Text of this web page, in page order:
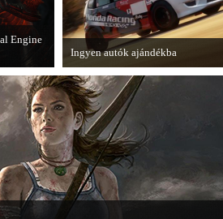
Engine
az
az
Ingyen autók ajándékba
A Forza Horizon készítői
letölthető autókkal kedveskednek
játékosok számára.